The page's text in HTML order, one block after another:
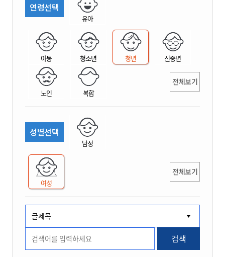
연령선택
유아
아동 청소년 청년 신중년
노인 복합
전체보기
성별선택
남성
여성
전체보기
검색